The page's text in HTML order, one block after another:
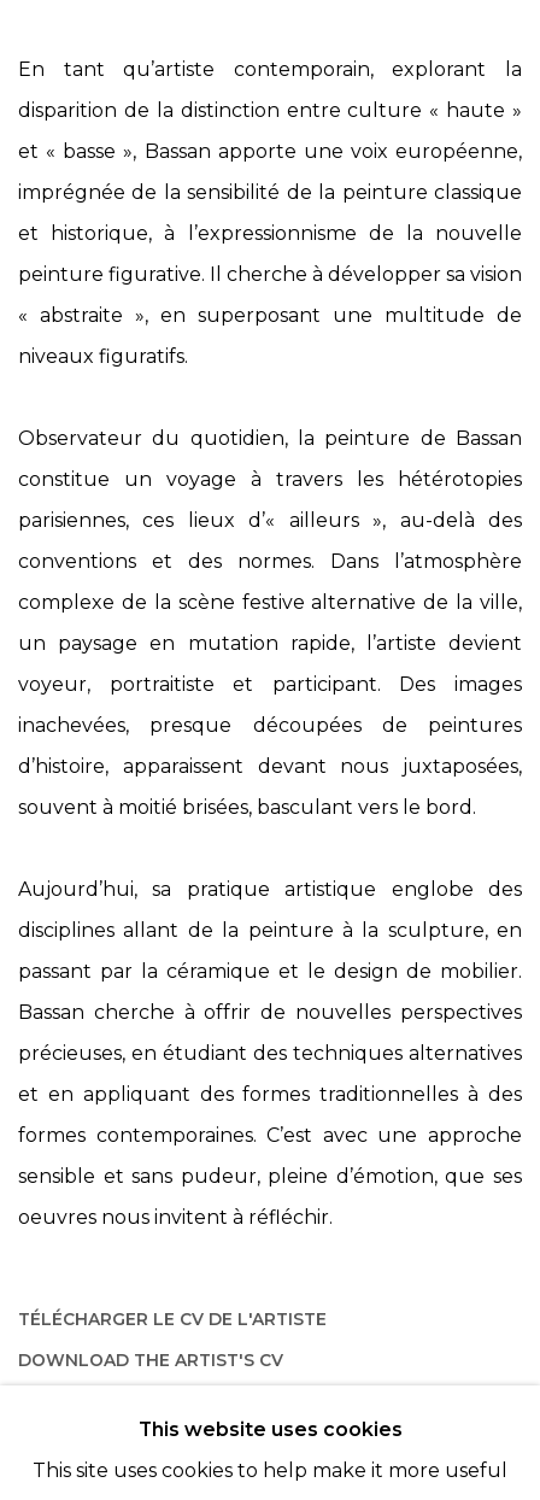
En tant qu’artiste contemporain, explorant la
disparition de la distinction entre culture « haute »
et « basse », Bassan apporte une voix européenne,
imprégnée de la sensibilité de la peinture classique
et historique, à l’expressionnisme de la nouvelle
peinture figurative. Il cherche à développer sa vision
« abstraite », en superposant une multitude de
niveaux figuratifs.
Observateur du quotidien, la peinture de Bassan
constitue un voyage à travers les hétérotopies
parisiennes, ces lieux d’« ailleurs », au-delà des
conventions et des normes. Dans l’atmosphère
complexe de la scène festive alternative de la ville,
un paysage en mutation rapide, l’artiste devient
voyeur, portraitiste et participant. Des images
inachevées, presque découpées de peintures
d’histoire, apparaissent devant nous juxtaposées,
souvent à moitié brisées, basculant vers le bord.
Aujourd’hui, sa pratique artistique englobe des
disciplines allant de la peinture à la sculpture, en
passant par la céramique et le design de mobilier.
Bassan cherche à offrir de nouvelles perspectives
précieuses, en étudiant des techniques alternatives
et en appliquant des formes traditionnelles à des
formes contemporaines. C’est avec une approche
sensible et sans pudeur, pleine d’émotion, que ses
oeuvres nous invitent à réfléchir.
TÉLÉCHARGER LE CV DE L'ARTISTE
(PDF, OPENS IN A NEW TAB.)
DOWNLOAD THE ARTIST'S CV
This website uses cookies
This site uses cookies to help make it more useful